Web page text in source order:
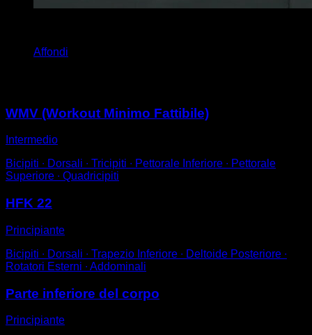
Affondi
WMV (Workout Minimo Fattibile)
Intermedio
Bicipiti ∙ Dorsali ∙ Tricipiti ∙ Pettorale Inferiore ∙ Pettorale
Superiore ∙ Quadricipiti
HFK 22
Principiante
Bicipiti ∙ Dorsali ∙ Trapezio Inferiore ∙ Deltoide Posteriore ∙
Rotatori Esterni ∙ Addominali
Parte inferiore del corpo
Principiante